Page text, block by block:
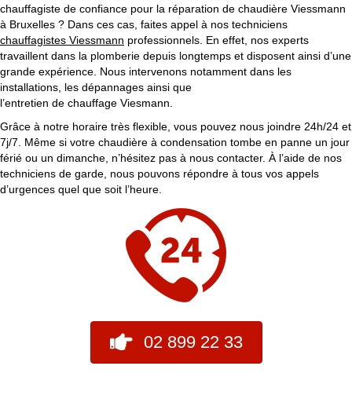
chauffagiste de confiance pour la réparation de chaudière Viessmann
à Bruxelles ? Dans ces cas, faites appel à nos techniciens
chauffagistes Viessmann professionnels. En effet, nos experts
travaillent dans la plomberie depuis longtemps et disposent ainsi d’une
grande expérience. Nous intervenons notamment dans les
installations, les dépannages ainsi que
l’entretien de chauffage Viesmann.
Grâce à notre horaire très flexible, vous pouvez nous joindre 24h/24 et
7j/7. Même si votre chaudière à condensation tombe en panne un jour
férié ou un dimanche, n’hésitez pas à nous contacter. À l’aide de nos
techniciens de garde, nous pouvons répondre à tous vos appels
d’urgences quel que soit l’heure.
02 899 22 33